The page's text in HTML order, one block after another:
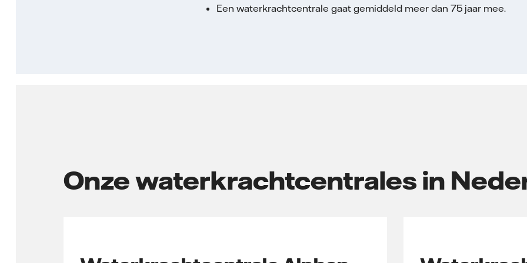
Een waterkrachtcentrale gaat gemiddeld meer dan 75 jaar mee.
Onze waterkrachtcentrales in